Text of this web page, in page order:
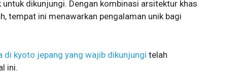
dikunjungi. Dengan kombinasi arsitektur khas
tempat ini menawarkan pengalaman unik bagi
di kyoto jepang yang wajib dikunjungi telah
ini.